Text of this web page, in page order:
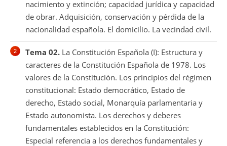
nacimiento y extinción; capacidad jurídica y capacidad
de obrar. Adquisición, conservación y pérdida de la
nacionalidad española. El domicilio. La vecindad civil.
Tema 02. La Constitución Española (I): Estructura y
caracteres de la Constitución Española de 1978. Los
valores de la Constitución. Los principios del régimen
constitucional: Estado democrático, Estado de
derecho, Estado social, Monarquía parlamentaria y
Estado autonomista. Los derechos y deberes
fundamentales establecidos en la Constitución:
Especial referencia a los derechos fundamentales y